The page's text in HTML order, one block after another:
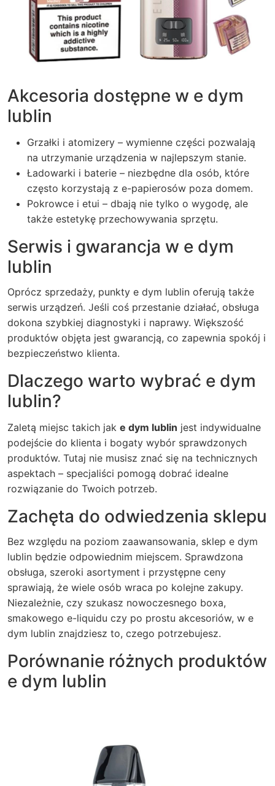
Akcesoria dostępne w e dym
lublin
Grzałki i atomizery – wymienne części pozwalają
na utrzymanie urządzenia w najlepszym stanie.
Ładowarki i baterie – niezbędne dla osób, które
często korzystają z e-papierosów poza domem.
Pokrowce i etui – dbają nie tylko o wygodę, ale
także estetykę przechowywania sprzętu.
Serwis i gwarancja w e dym
lublin
Oprócz sprzedaży, punkty e dym lublin oferują także
serwis urządzeń. Jeśli coś przestanie działać, obsługa
dokona szybkiej diagnostyki i naprawy. Większość
produktów objęta jest gwarancją, co zapewnia spokój i
bezpieczeństwo klienta.
Dlaczego warto wybrać e dym
lublin?
Zaletą miejsc takich jak e dym lublin jest indywidualne
podejście do klienta i bogaty wybór sprawdzonych
produktów. Tutaj nie musisz znać się na technicznych
aspektach – specjaliści pomogą dobrać idealne
rozwiązanie do Twoich potrzeb.
Zachęta do odwiedzenia sklepu
Bez względu na poziom zaawansowania, sklep e dym
lublin będzie odpowiednim miejscem. Sprawdzona
obsługa, szeroki asortyment i przystępne ceny
sprawiają, że wiele osób wraca po kolejne zakupy.
Niezależnie, czy szukasz nowoczesnego boxa,
smakowego e-liquidu czy po prostu akcesoriów, w e
dym lublin znajdziesz to, czego potrzebujesz.
Porównanie różnych produktów
e dym lublin